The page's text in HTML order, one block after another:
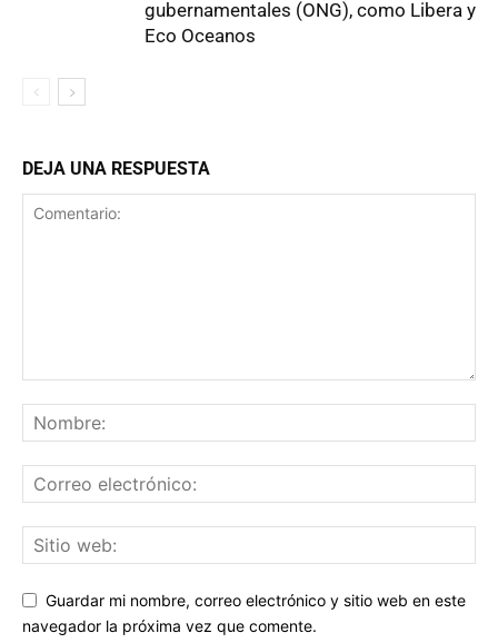
gubernamentales (ONG), como Libera y
Eco Oceanos
DEJA UNA RESPUESTA
Guardar mi nombre, correo electrónico y sitio web en este
navegador la próxima vez que comente.